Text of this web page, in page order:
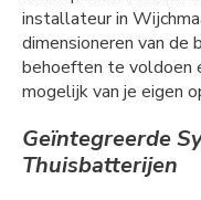
installateur in
dimensioneren van de
behoeften te voldoen
mogelijk van je eigen
Geïntegreerde
Thuisbatterijen